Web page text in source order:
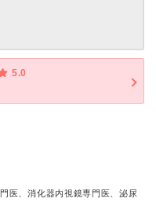
5.0
医、消化器内視鏡専門医、泌尿